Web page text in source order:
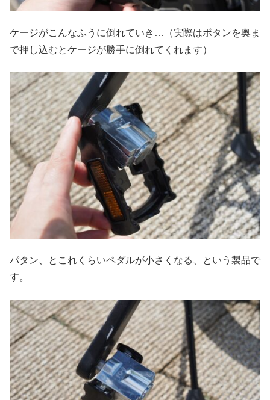
ケージがこんなふうに倒れていき…（実際はボタンを奥ま
で押し込むとケージが勝手に倒れてくれます）
パタン、とこれくらいペダルが小さくなる、という製品で
す。